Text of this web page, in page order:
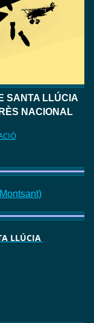
SANTA LLÚCIA
NACIONAL
LLÚCIA